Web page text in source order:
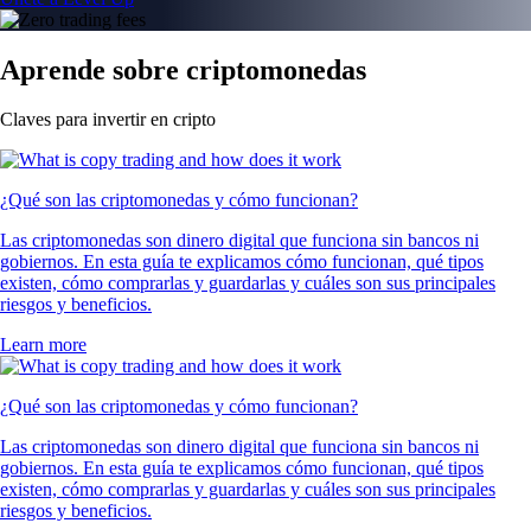
Aprende sobre criptomonedas
Claves para invertir en cripto
¿Qué son las criptomonedas y cómo funcionan?
Las criptomonedas son dinero digital que funciona sin bancos ni
gobiernos. En esta guía te explicamos cómo funcionan, qué tipos
existen, cómo comprarlas y guardarlas y cuáles son sus principales
riesgos y beneficios.
Learn more
¿Qué son las criptomonedas y cómo funcionan?
Las criptomonedas son dinero digital que funciona sin bancos ni
gobiernos. En esta guía te explicamos cómo funcionan, qué tipos
existen, cómo comprarlas y guardarlas y cuáles son sus principales
riesgos y beneficios.